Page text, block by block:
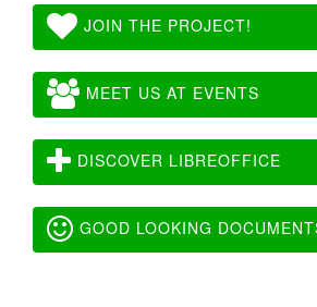
JOIN THE PROJECT!
MEET US AT EVENTS
DISCOVER LIBREOFFICE
GOOD LOOKING